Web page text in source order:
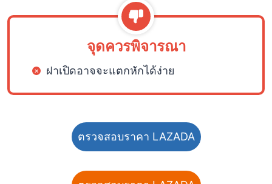
จุดควรพิจารณา
ฝาเปิดอาจจะแตกหักได้ง่าย
ตรวจสอบราคา LAZADA